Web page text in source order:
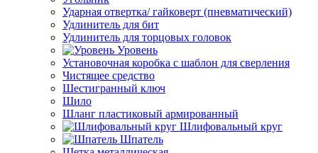
Ударная отвертка/ гайковерт (пневматический)
Удлинитель для бит
Удлинитель для торцовых головок
Уровень
Установочная коробка с шаблон для сверления
Чистящее средство
Шестигранный ключ
Шило
Шланг пластиковый армированный
Шлифовальный круг
Шпатель